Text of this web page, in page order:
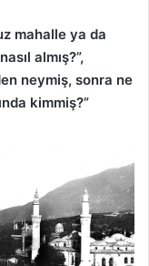
mahalle ya da
almış?”,
neymiş, sonra ne
kimmiş?”